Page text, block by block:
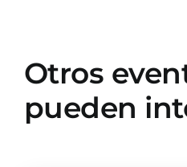
Otros
pueden